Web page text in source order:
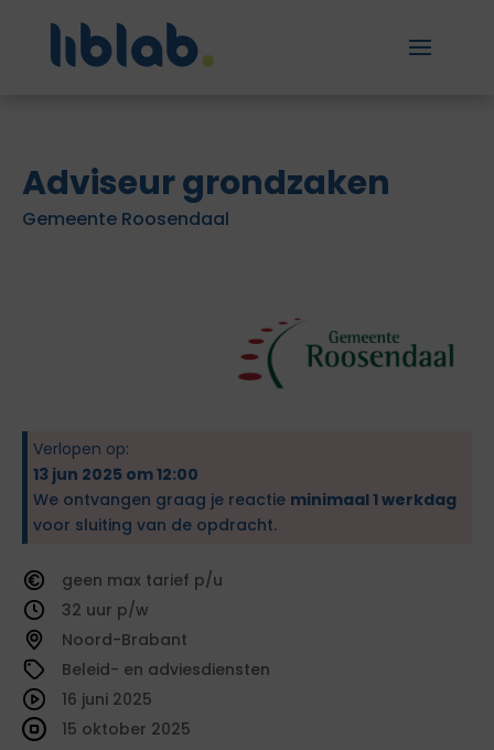
Adviseur grondzaken
Gemeente Roosendaal
Verlopen op:
13 jun 2025 om 12:00
We ontvangen graag je reactie minimaal 1 werkdag
voor sluiting van de opdracht.
geen
tarief
32
Noord-Brabant
Beleid- en adviesdiensten
16 juni 2025
15 oktober 2025